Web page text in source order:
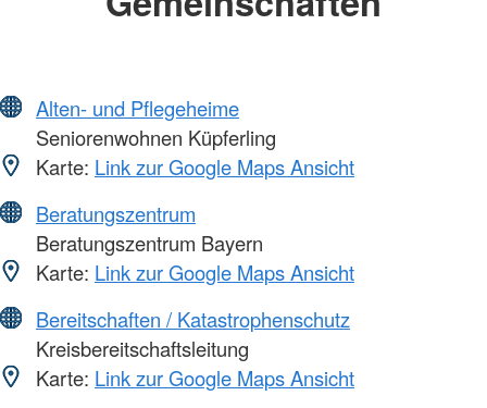
Alten- und Pflegeheime
Seniorenwohnen Küpferling
Karte: Link zur Google Maps Ansicht
Beratungszentrum
Beratungszentrum Bayern
Karte: Link zur Google Maps Ansicht
Bereitschaften / Katastrophenschutz
Kreisbereitschaftsleitung
Karte: Link zur Google Maps Ansicht